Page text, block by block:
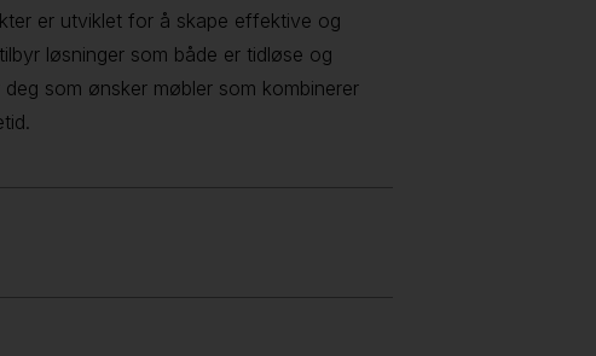
er utviklet for å skape effektive og
løsninger som både er tidløse og
som ønsker møbler som kombinerer